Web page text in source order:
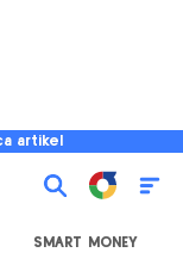
artikel
SMART MONEY